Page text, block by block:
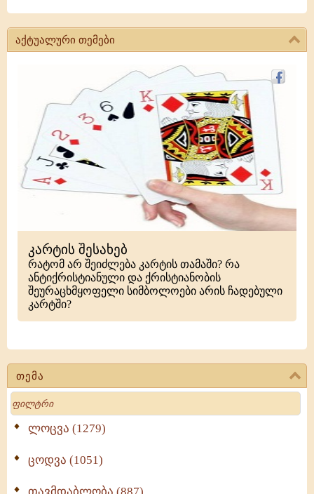
თემა
Search
ლოცვა (1279)
ცოდვა (1051)
აქტუალური თემები
კარტის შესახებ
რატომ არ შეიძლება კარტის თამაში? რა
ანტიქრისტიანული და ქრისტიანობის
შეურაცხმყოფელი სიმბოლოები არის ჩადებული
კარტში?